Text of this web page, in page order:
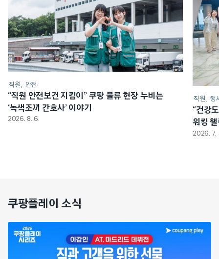
직원 안전
“직원 안전보건 지킴이” 쿠팡 물류 현장 누비는
‘녹색조끼 간호사’ 이야기
2026. 8. 6.
직원 행
“건강
워킹
2026. 7.
쿠팡플레이 소식